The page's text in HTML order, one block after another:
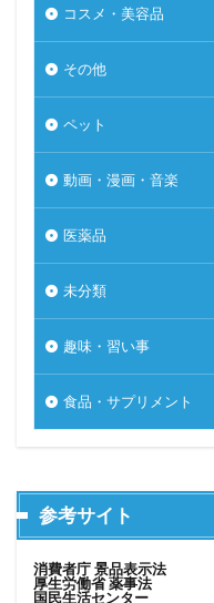
コスメ・美容品
その他
ペット
動画・漫画・音楽
医薬品
未分類
趣味・習い事
食品・サプリメント
参考サイト
消費者庁 景品表示法
厚生労働省 薬事法
国民生活センター